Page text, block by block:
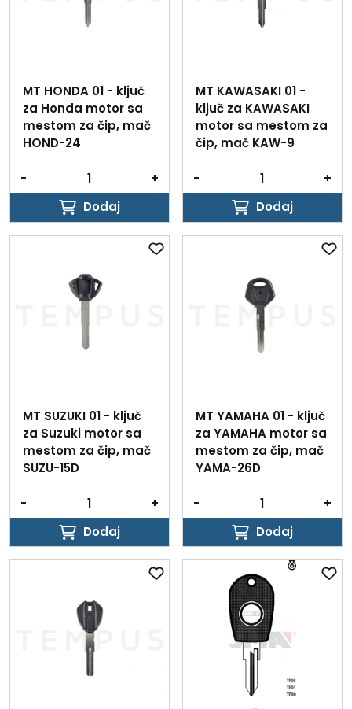
MT HONDA 01 - ključ
za Honda motor sa
mestom za čip, mač
HOND-24
-
+
Dodaj
Dodaj
MT KAWASAKI 01 -
ključ za KAWASAKI
motor sa mestom za
čip, mač KAW-9
-
+
Dodaj
Dodaj
MT SUZUKI 01 - ključ
za Suzuki motor sa
mestom za čip, mač
SUZU-15D
-
+
Dodaj
Dodaj
MT YAMAHA 01 - ključ
za YAMAHA motor sa
mestom za čip, mač
YAMA-26D
-
+
Dodaj
Dodaj